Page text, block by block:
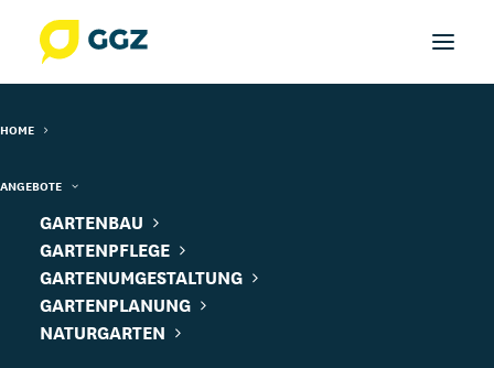
HOME
ANGEBOTE
GARTENBAU
GARTENPFLEGE
GARTENUMGESTALTUNG
GARTENPLANUNG
NATURGARTEN
Frühblühende
Zwiebelblumen läuten